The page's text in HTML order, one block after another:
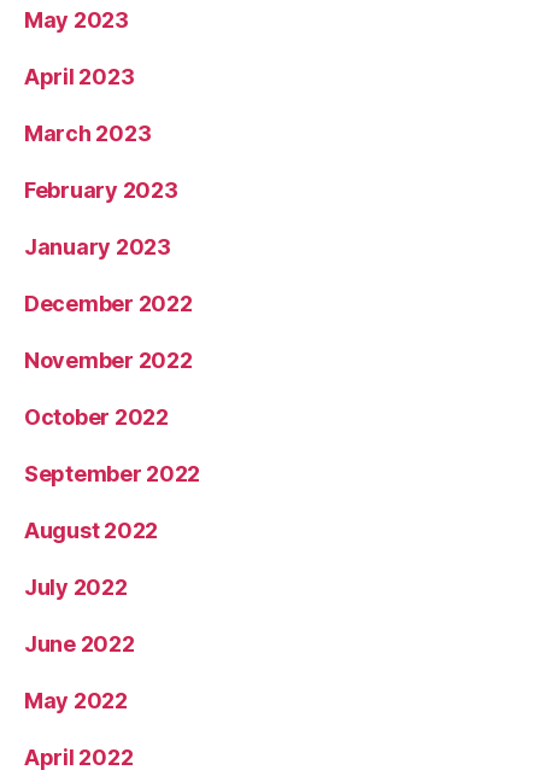
May 2023
April 2023
March 2023
February 2023
January 2023
December 2022
November 2022
October 2022
September 2022
August 2022
July 2022
June 2022
May 2022
April 2022